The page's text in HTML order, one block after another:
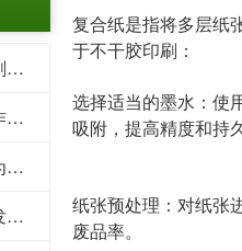
手提袋纸袋定制-襄阳手提袋印刷需要了解的几个要点
襄阳酒盒定做-酒盒包装印刷制作标准
宜昌防伪标签印刷-食品防窜货为企业带来的好处
宜昌防伪商标印刷-防伪标签的发展趋势
复合纸是指将多层纸
于不干胶印刷：
选择适当的墨水：使
吸附，提高精度和持
纸张预处理：对纸张
废品率。